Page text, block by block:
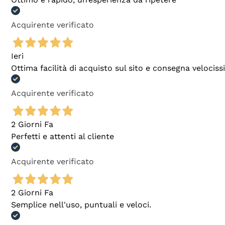
Acquirente verificato
Ieri
Ottima facilità di acquisto sul sito e consegna
Acquirente verificato
2 Giorni Fa
Perfetti e attenti al cliente
Acquirente verificato
2 Giorni Fa
Semplice nell'uso, puntuali e veloci.